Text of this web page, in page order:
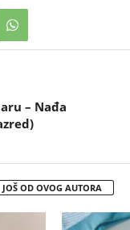
– Nađa
JOŠ OD OVOG AUTORA